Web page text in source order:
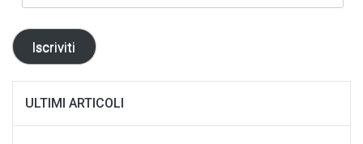
Iscriviti
ULTIMI ARTICOLI